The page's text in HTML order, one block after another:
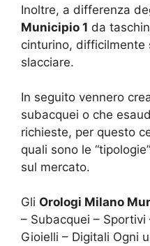
Inoltre, a differenza
Municipio 1 da
cinturino, difficilmente
slacciare.
In seguito vennero
subacquei o che
richieste, per questo
quali sono le
sul mercato.
Gli Orologi Milano
– Subacquei – Sportivi
Gioielli – Digitali Ogni